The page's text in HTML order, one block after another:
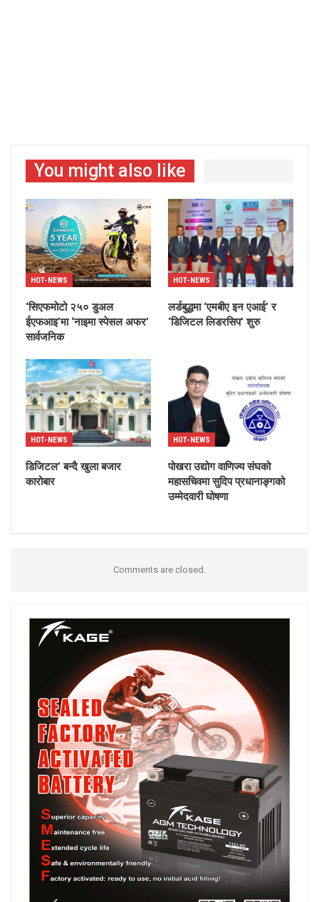
You might also like
HOT-NEWS
‘सिएफमोटो २५० डुअल
ईएफआइ’मा ‘नाइमा स्पेसल अफर’
सार्वजनिक
HOT-NEWS
लर्डबुद्धमा ‘एमबीए इन एआई’ र
‘डिजिटल लिडरसिप’ शुरु
HOT-NEWS
डिजिटल’ बन्दै खुला बजार
कारोबार
HOT-NEWS
पोखरा उद्योग वाणिज्य संघको
महासचिवमा सुदिप प्रधानाङ्गको
उम्मेदवारी घोषणा
Comments are closed.